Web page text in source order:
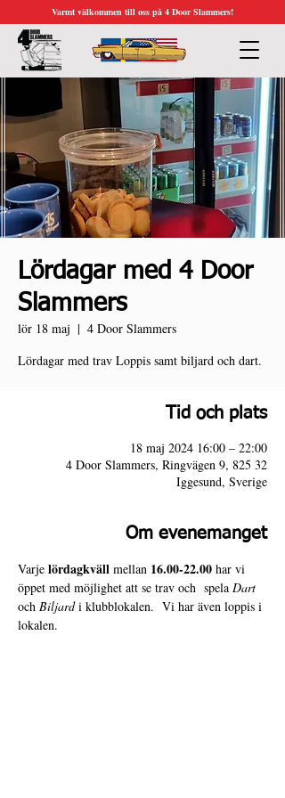
Varmt välkommen till oss på 4 Door Slammers!
Lördagar med 4 Door
Slammers
lör 18 maj
  |
4 Door Slammers
Lördagar med trav Loppis samt biljard och dart.
Tid och plats
18 maj 2024 16:00 – 22:00
4 Door Slammers, Ringvägen 9, 825 32
Iggesund, Sverige
Om evenemanget
Varje lördagkväll mellan 16.00-22.00 har vi
öppet med möjlighet att se trav och  spela Dart
och Biljard i klubblokalen.  Vi har även loppis i
lokalen.